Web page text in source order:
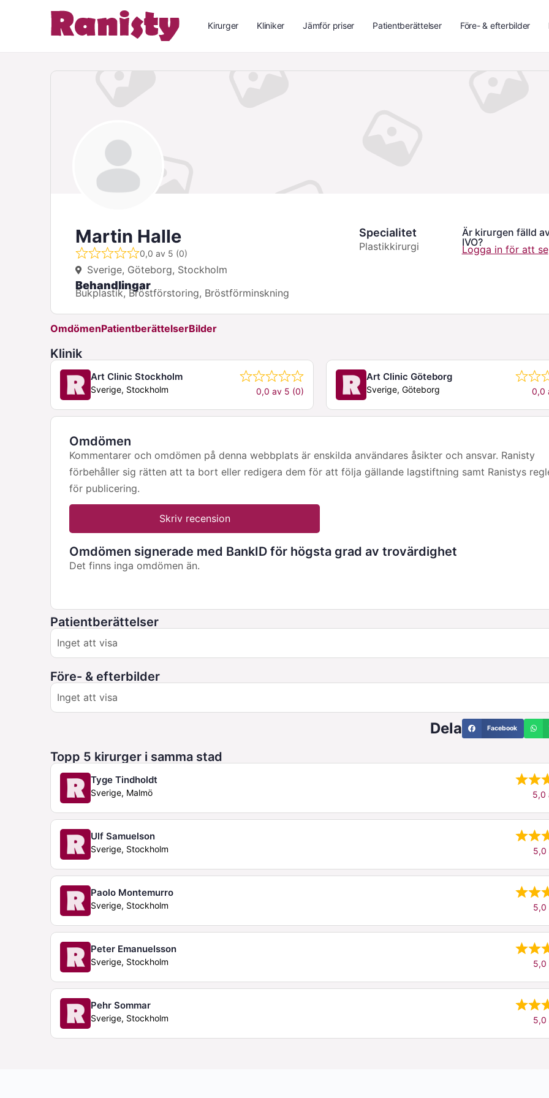
Kirurger Kliniker Jämför priser Patientberättelser Före- & efterbilder
Martin Halle
0,0 av 5 (0)
Sverige, Göteborg, Stockholm
Specialitet
Plastikkirurgi
Är kirurgen fälld
IVO?
Logga in för att se
Behandlingar
Bukplastik, Bröstförstoring, Bröstförminskning
OmdömenPatientberättelserBilder
Klinik
Art Clinic Stockholm
Sverige, Stockholm 0,0 av 5 (0)
Art Clinic Göteborg
Sverige, Göteborg 0,0
Omdömen
Kommentarer och omdömen på denna webbplats är enskilda användares åsikter och ansvar. Ranisty
förbehåller sig rätten att ta bort eller redigera dem för att följa gällande lagstiftning samt Ranistys
för publicering.
Skriv recension
Omdömen signerade med BankID för högsta grad av trovärdighet
Det finns inga omdömen än.
Patientberättelser
Inget att visa
Före- & efterbilder
Inget att visa
Facebook
Dela
Topp 5 kirurger i samma stad
Tyge Tindholdt
Sverige, Malmö 5,0
Ulf Samuelson
Sverige, Stockholm 5,0
Paolo Montemurro
Sverige, Stockholm 5,0
Peter Emanuelsson
Sverige, Stockholm 5,0
Pehr Sommar
Sverige, Stockholm 5,0